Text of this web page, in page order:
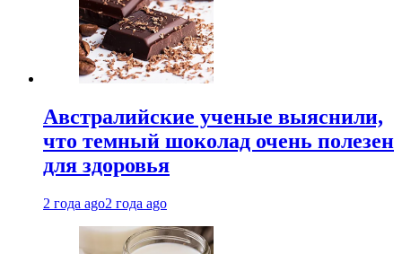
Австралийские ученые выяснили,
что темный шоколад очень полезен
для здоровья
2 года ago2 года ago